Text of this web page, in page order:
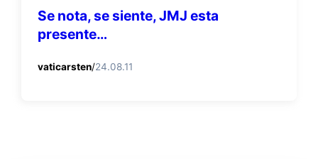
Se nota, se siente, JMJ esta
presente…
vaticarsten/24.08.11